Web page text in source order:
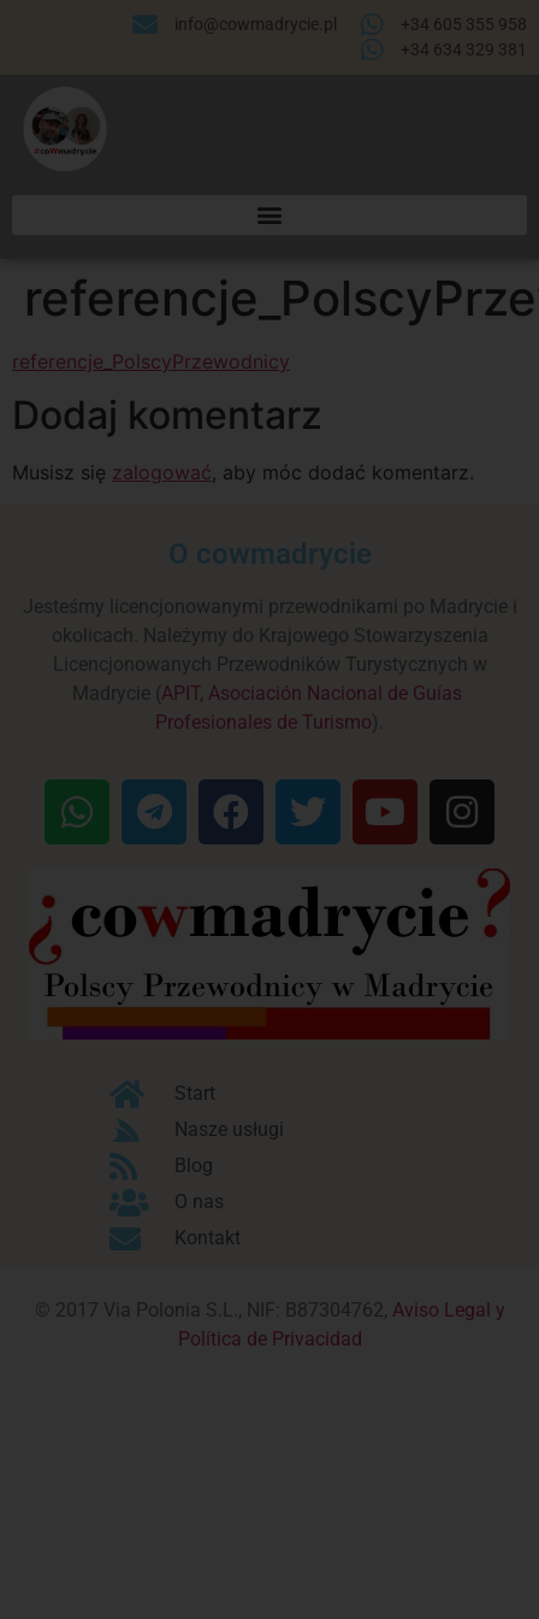
info@cowmadrycie.pl
+34 605 355 958
+34 634 329 381​
referencje_PolscyPrzewodnicy
Dodaj komentarz
Musisz się zalogować, aby móc dodać komentarz.
O cowmadrycie
Jesteśmy licencjonowanymi przewodnikami po Madrycie i
okolicach. Należymy do Krajowego Stowarzyszenia
Licencjonowanych Przewodników Turystycznych w
Madrycie (APIT, Asociación Nacional de Guías
Profesionales de Turismo).
Start
Nasze usługi
Blog
O nas
Kontakt
© 2017 Via Polonia S.L., NIF: B87304762, Aviso Legal y
Política de Privacidad